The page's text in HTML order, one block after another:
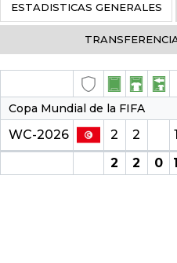
ESTADISTICAS GENERALES
Copa Mundial de la FIFA
WC-2026 2 2
2
2 0